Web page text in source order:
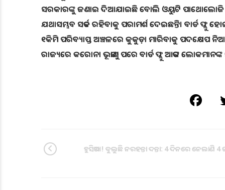
ସରକାରଙ୍କୁ ଜଣାଇ ଦିଆଯାଇଛି ବୋଲି ଓୟୁଟି ପାଥୋଲୋଜି
ଯଥାସମ୍ଭବ ସତର୍କ ରହିବାକୁ ପରାମର୍ଶ ଦେଇଛନ୍ତି। ବାର୍ଡ ଫ୍ଲୁ
୧କିମି ପରିବ୍ୟାପ୍ତ ଅଞ୍ଚଳରେ କୁକୁଡ଼ା ମାରିବାକୁ ପଦକ୍ଷେପ
ରାଜ୍ୟରେ କରୋନା ଭୂତାଣୁ ପରେ ବାର୍ଡ ଫ୍ଲୁ ଆତଙ୍କ
ହୁସିଆର ! ବୁଲୁଛି ନରହନ୍ତା ଦନ୍ତା: 4 ଦିନରେ ନେଲାଣି 4